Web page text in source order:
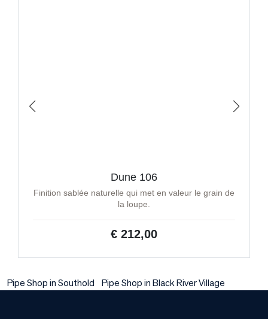
Dune 106
Finition sablée naturelle qui met en valeur le grain de
la loupe.
€ 212,00
Pipe Shop in Southold Pipe Shop in Black River Village